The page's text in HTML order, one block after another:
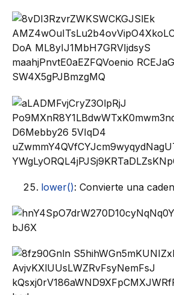
lower(): Convierte una